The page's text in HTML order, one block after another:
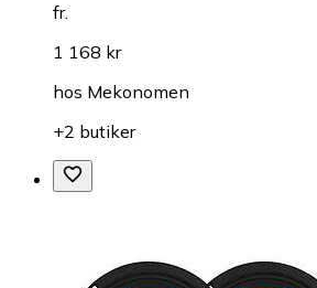
fr.
1 168 kr
hos Mekonomen
+2 butiker